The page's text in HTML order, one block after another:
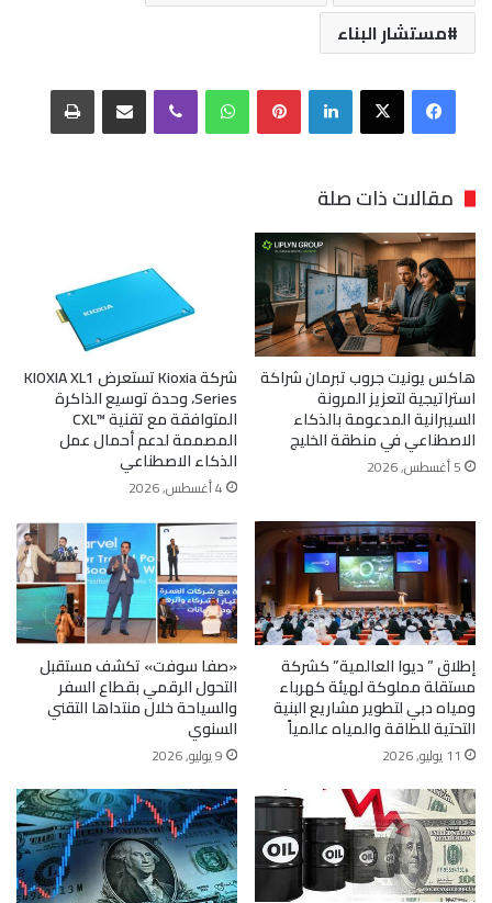
مستشار البناء
فيسبوك‫X لينكدإن بينتيريستواتساب ڤايبر مشاركة عبر البريد طباعة
مقالات ذات صلة
هاكس يونيت جروب تبرمان شراكة
استراتيجية لتعزيز المرونة
السيبرانية المدعومة بالذكاء
الاصطناعي في منطقة الخليج
5 أغسطس, 2026
شركة Kioxia تستعرض KIOXIA XL1
Series، وحدة توسيع الذاكرة
المتوافقة مع تقنية CXL™‎
المصممة لدعم أحمال عمل
الذكاء الاصطناعي
4 أغسطس, 2026
إطلاق ” ديوا العالمية” كشركة
مستقلة مملوكة لهيئة كهرباء
ومياه دبي لتطوير مشاريع البنية
التحتية للطاقة والمياه عالمياً
11 يوليو, 2026
«صفا سوفت» تكشف مستقبل
التحول الرقمي بقطاع السفر
والسياحة خلال منتداها التقني
السنوي
9 يوليو, 2026